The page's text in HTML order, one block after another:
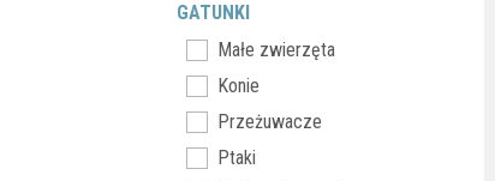
GATUNKI
Małe zwierzęta
Konie
Przeżuwacze
Ptaki